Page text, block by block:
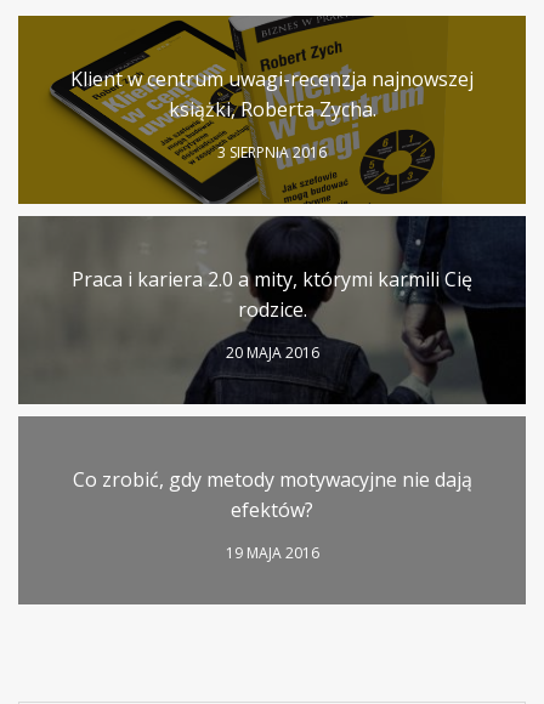
Klient w centrum uwagi-recenzja najnowszej
książki, Roberta Zycha.
3 SIERPNIA 2016
Praca i kariera 2.0 a mity, którymi karmili Cię
rodzice.
20 MAJA 2016
Co zrobić, gdy metody motywacyjne nie dają
efektów?
19 MAJA 2016